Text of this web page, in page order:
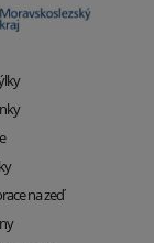
na zeď